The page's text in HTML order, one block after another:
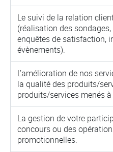
Le suivi de la relation
(réalisation des
enquêtes de satisfaction,
évènements).
L’amélioration de nos
la qualité des produits/
produits/services menés
La gestion de votre
concours ou des
promotionnelles.